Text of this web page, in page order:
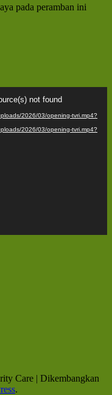
pada peramban ini
not found
2026/03/opening-tvri.mp4?
2026/03/opening-tvri.mp4?
Care | Dikembangkan
.